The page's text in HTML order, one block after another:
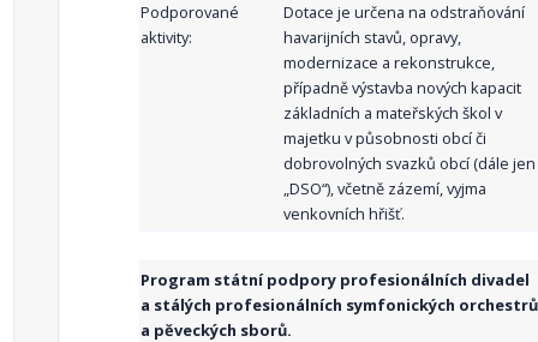
Podporované
aktivity:
Dotace je určena na odstraňování
havarijních stavů, opravy,
modernizace a rekonstrukce,
případně výstavba nových kapacit
základních a mateřských škol v
majetku v působnosti obcí či
dobrovolných svazků obcí (dále jen
„DSO“), včetně zázemí, vyjma
venkovních hřišť.
Program státní podpory profesionálních divadel
a stálých profesionálních symfonických orchestrů
a pěveckých sborů.